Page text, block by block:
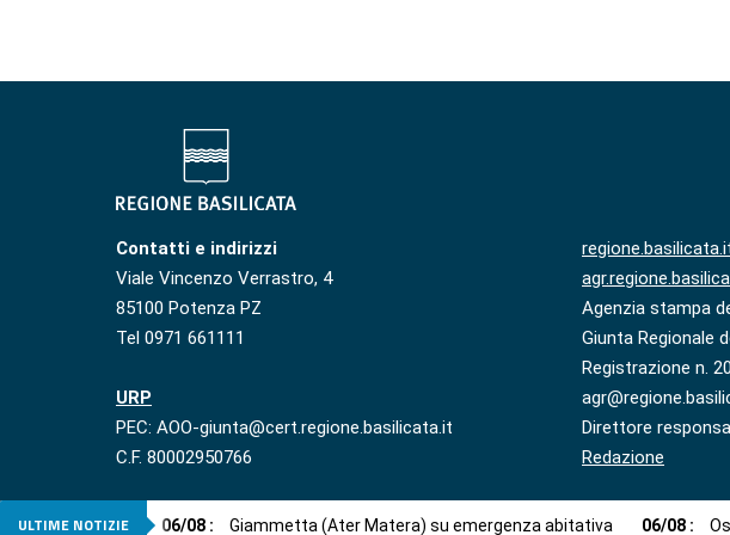
Contatti e indirizzi
Viale Vincenzo Verrastro, 4
85100 Potenza PZ
Tel 0971 661111
URP
PEC: AOO-giunta@cert.regione.basilicata.it
C.F. 80002950766
Agenzia stampa
Giunta Regionale
Registrazione n.
Direttore
Redazione
ULTIME NOTIZIE 06/08 : Giammetta (Ater Matera) su emergenza abitativa 06/08 :